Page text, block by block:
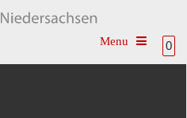
0
Toggle